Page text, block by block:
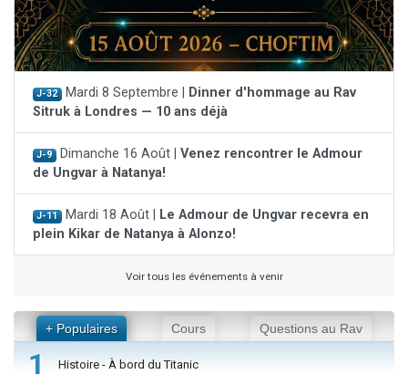
J-32 Mardi 8 Septembre | Dinner d'hommage au Rav
Sitruk à Londres — 10 ans déjà
J-9 Dimanche 16 Août | Venez rencontrer le Admour
de Ungvar à Natanya!
J-11 Mardi 18 Août | Le Admour de Ungvar recevra en
plein Kikar de Natanya à Alonzo!
Voir tous les événements à venir
+ Populaires Cours Questions au Rav
1 Histoire - À bord du Titanic